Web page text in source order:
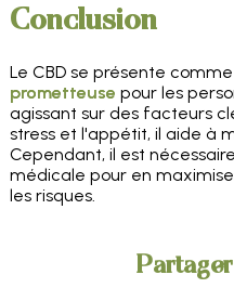
Conclusion
Le CBD se présente
prometteuse pour les
agissant sur des facteurs
stress et l'appétit, il aide à
Cependant, il est
médicale pour en
les risques.